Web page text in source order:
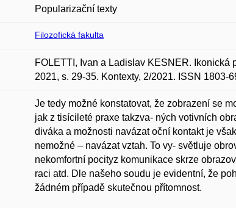
Popularizační texty
Filozofická fakulta
FOLETTI, Ivan a Ladislav KESNER. Ikonická
2021, s. 29-35. Kontexty, 2/2021. ISSN 1803-
Je tedy možné konstatovat, že zobrazení se
jak z tisícileté praxe takzva- ných votivních
diváka a možnosti navázat oční kontakt je
nemožné – navázat vztah. To vy- světluje
nekomfortní pocityz komunikace skrze
raci atd. Dle našeho soudu je evidentní, že
žádném případě skutečnou přítomnost.